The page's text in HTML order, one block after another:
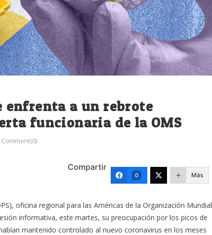
enfrenta a un rebrote
funcionaria de la OMS
Comment(0)
Compartir
0 Más
oficina regional para las Américas de la Organización Mundial
informativa, este martes, su preocupación por los picos de
mantenido controlado al nuevo coronavirus en los meses